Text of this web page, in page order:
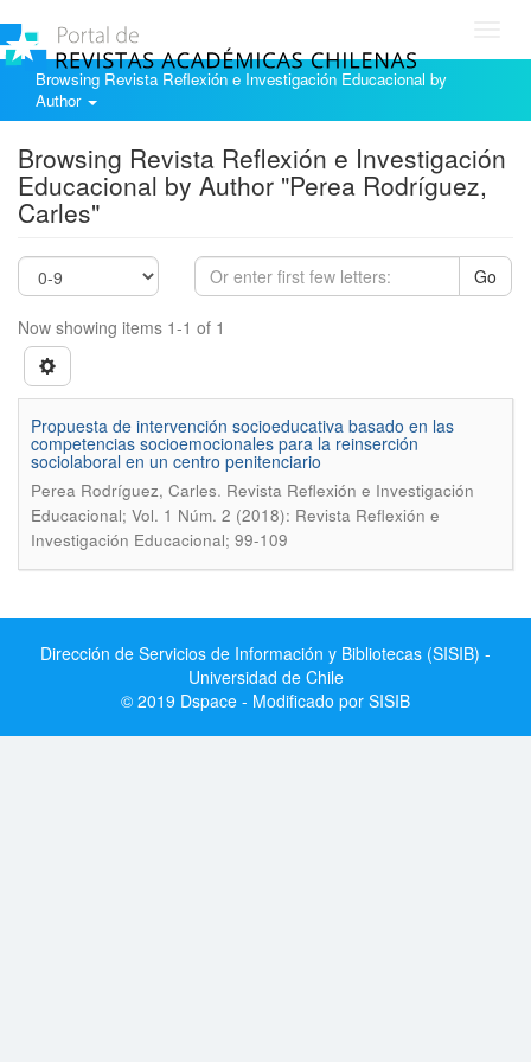
Browsing Revista Reflexión e Investigación Educacional by
Author
Browsing Revista Reflexión e Investigación
Educacional by Author "Perea Rodríguez,
Carles"
Go
Now showing items 1-1 of 1
Propuesta de intervención socioeducativa basado en las
competencias socioemocionales para la reinserción
sociolaboral en un centro penitenciario
Perea Rodríguez, Carles. Revista Reflexión e Investigación
Educacional; Vol. 1 Núm. 2 (2018): Revista Reflexión e
Investigación Educacional; 99-109
Dirección de Servicios de Información y Bibliotecas (SISIB) -
Universidad de Chile
© 2019 Dspace - Modificado por SISIB